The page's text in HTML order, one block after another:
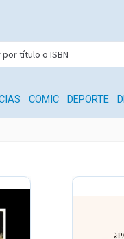
COMIC DEPORTE